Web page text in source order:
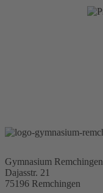
Gymnasium Remchingen
Dajasstr. 21
75196 Remchingen